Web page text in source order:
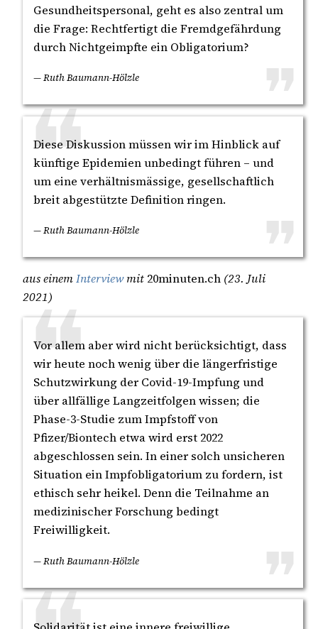
Gesundheitspersonal, geht es also zentral um
die Frage: Rechtfertigt die Fremdgefährdung
durch Nichtgeimpfte ein Obligatorium?
— Ruth Baumann-Hölzle
Diese Diskussion müssen wir im Hinblick auf
künftige Epidemien unbedingt führen – und
um eine verhältnismässige, gesellschaftlich
breit abgestützte Definition ringen.
— Ruth Baumann-Hölzle
aus einemInterviewmit 20minuten.ch (23. Juli
2021)
Vor allem aber wird nicht berücksichtigt, dass
wir heute noch wenig über die längerfristige
Schutzwirkung der Covid-19-Impfung und
über allfällige Langzeitfolgen wissen; die
Phase-3-Studie zum Impfstoff von
Pfizer/Biontech etwa wird erst 2022
abgeschlossen sein. In einer solch unsicheren
Situation ein Impfobligatorium zu fordern, ist
ethisch sehr heikel. Denn die Teilnahme an
medizinischer Forschung bedingt
Freiwilligkeit.
— Ruth Baumann-Hölzle